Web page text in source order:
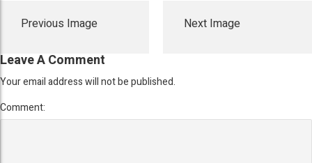
Previous Image Next Image
Leave A Comment
Your email address will not be published.
Comment: